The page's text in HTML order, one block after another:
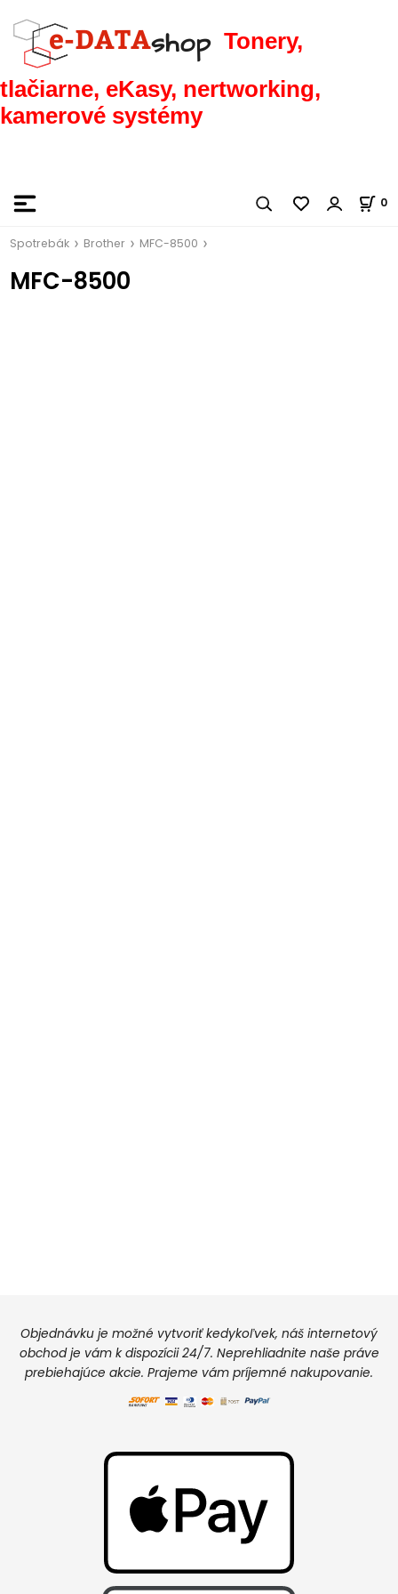
Tonery,
tlačiarne, eKasy, nertworking,
kamerové systémy
0
Spotrebák Brother MFC-8500
MFC-8500
Objednávku je možné vytvoriť kedykoľvek, náš internetový
obchod je vám k dispozícii 24/7. Neprehliadnite naše práve
prebiehajúce akcie. Prajeme vám príjemné nakupovanie.